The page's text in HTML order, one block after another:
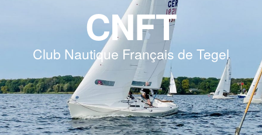
CNFT
Club Nautique Français de Tegel